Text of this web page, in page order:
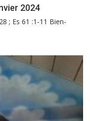
2024
; Es 61 :1-11 Bien-